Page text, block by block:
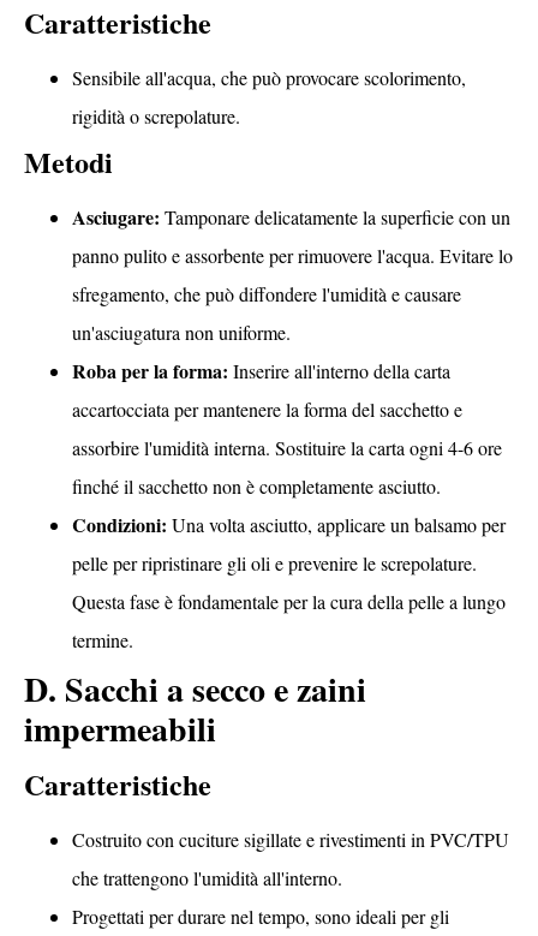
Caratteristiche
Sensibile all'acqua, che può provocare scolorimento,
rigidità o screpolature.
Metodi
Asciugare: Tamponare delicatamente la superficie con un
panno pulito e assorbente per rimuovere l'acqua. Evitare lo
sfregamento, che può diffondere l'umidità e causare
un'asciugatura non uniforme.
Roba per la forma: Inserire all'interno della carta
accartocciata per mantenere la forma del sacchetto e
assorbire l'umidità interna. Sostituire la carta ogni 4-6 ore
finché il sacchetto non è completamente asciutto.
Condizioni: Una volta asciutto, applicare un balsamo per
pelle per ripristinare gli oli e prevenire le screpolature.
Questa fase è fondamentale per la cura della pelle a lungo
termine.
D. Sacchi a secco e zaini
impermeabili
Caratteristiche
Costruito con cuciture sigillate e rivestimenti in PVC/TPU
che trattengono l'umidità all'interno.
Progettati per durare nel tempo, sono ideali per gli